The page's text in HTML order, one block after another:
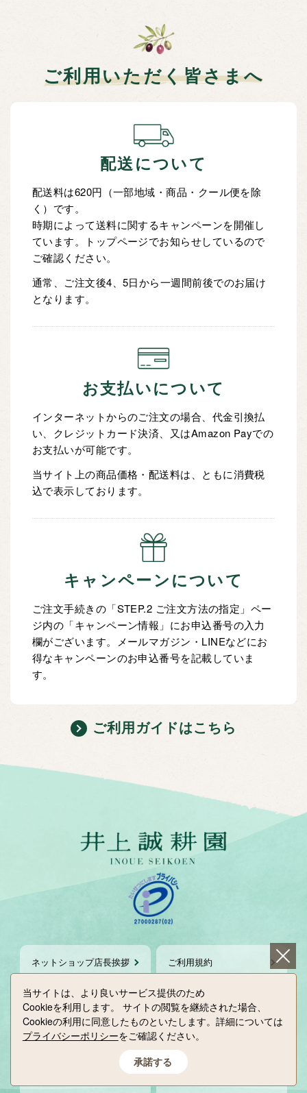
ご利用いただく皆さまへ
配送について
配送料は620円（一部地域・商品・クール便を除
く）です。
時期によって送料に関するキャンペーンを開催し
ています。トップページでお知らせしているので
ご確認ください。
通常、ご注文後4、5日から一週間前後でのお届け
となります。
お支払いについて
インターネットからのご注文の場合、代金引換払
い、クレジットカード決済、又はAmazon Payでの
お支払いが可能です。
当サイト上の商品価格・配送料は、ともに消費税
込で表示しております。
キャンペーンについて
ご注文手続きの「STEP.2 ご注文方法の指定」ペー
ジ内の「キャンペーン情報」にお申込番号の入力
欄がございます。メールマガジン・LINEなどにお
得なキャンペーンのお申込番号を記載していま
す。
ご利用ガイドはこちら
ネットショップ店長挨拶 ご利用規約
よくある質問 特定商取引法表示
メディアの皆様へ 催事情報
当サイトは、より良いサービス提供のため
Cookieを利用します。
サイトの閲覧を継続された場合、
Cookieの利用に同意したものといたします。詳細については
プライバシーポリシーをご確認ください。
承諾する